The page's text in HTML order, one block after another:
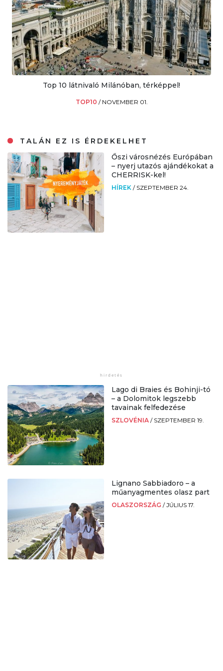
Top 10 látnivaló Milánóban, térképpel!
TOP10 / NOVEMBER 01.
TALÁN EZ IS ÉRDEKELHET
Őszi városnézés Európában
– nyerj utazós ajándékokat a
CHERRISK-kel!
HÍREK / SZEPTEMBER 24.
Lago di Braies és Bohinji-tó
– a Dolomitok legszebb
tavainak felfedezése
SZLOVÉNIA / SZEPTEMBER 19.
Lignano Sabbiadoro – a
műanyagmentes olasz part
OLASZORSZÁG /JÚLIUS 17.